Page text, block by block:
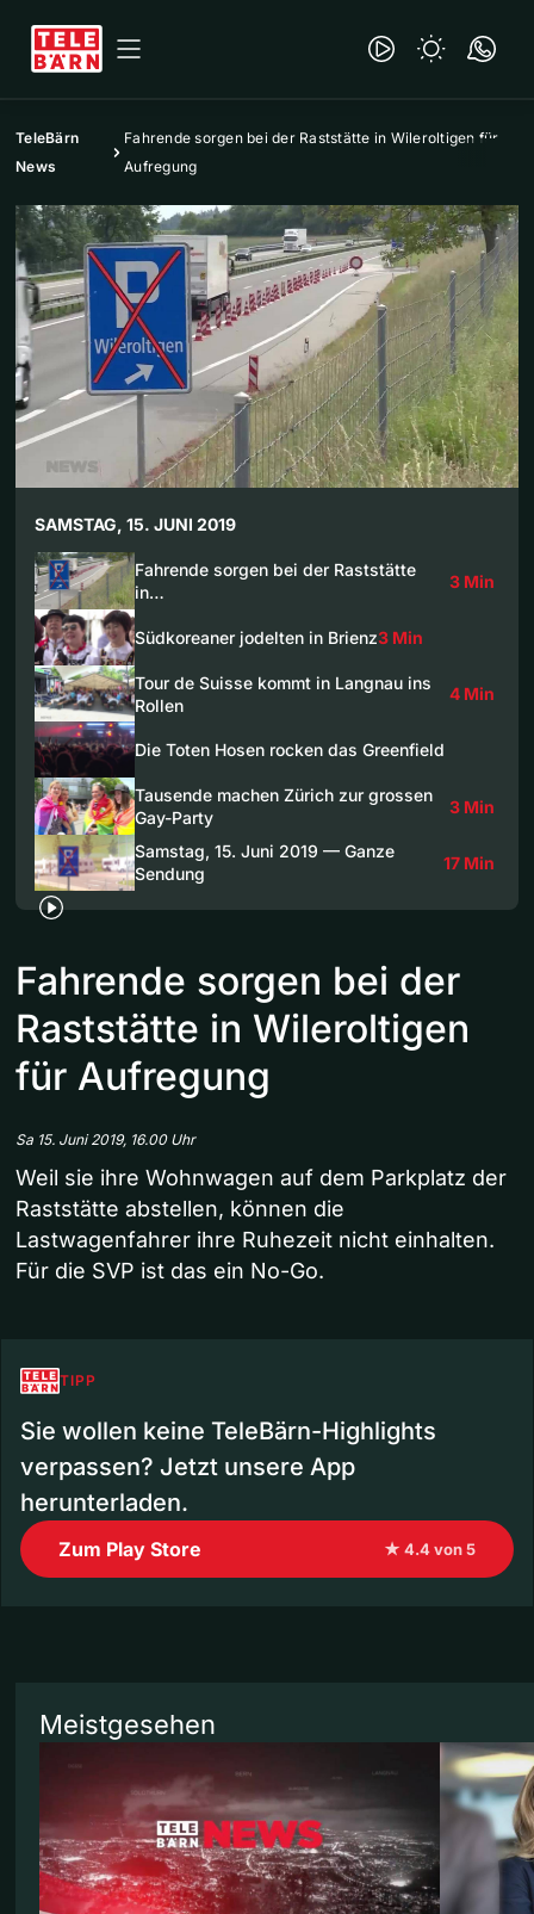
TeleBärn
News
Fahrende sorgen bei der Raststätte in Wileroltigen für
Aufregung
SAMSTAG, 15. JUNI 2019
Fahrende sorgen bei der Raststätte
in…
3 Min
Südkoreaner jodelten in Brienz3 Min
Tour de Suisse kommt in Langnau ins
Rollen
4 Min
Die Toten Hosen rocken das Greenfield
Tausende machen Zürich zur grossen
Gay-Party
3 Min
Samstag, 15. Juni 2019 — Ganze
Sendung
17 Min
Fahrende sorgen bei der
Raststätte in Wileroltigen
für Aufregung
Sa 15. Juni 2019, 16.00 Uhr
Weil sie ihre Wohnwagen auf dem Parkplatz der
Raststätte abstellen, können die
Lastwagenfahrer ihre Ruhezeit nicht einhalten.
Für die SVP ist das ein No-Go.
TIPP
Sie wollen keine TeleBärn-Highlights
verpassen? Jetzt unsere App
herunterladen.
Zum Play Store ★ 4.4 von 5
Meistgesehen